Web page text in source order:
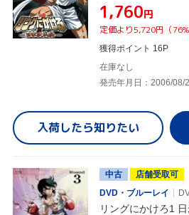
¥1,760円
定価より5,720円（
獲得ポイント 16P
在庫なし
発売年月日：2006/08/
入荷したら知りたい
中古
店舗受取可
DVD・ブルーレイ
リングにかけろ1